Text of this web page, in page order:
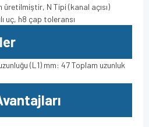
üretilmiştir, N Tipi (kanal açısı)
uç, h8 çap toleransı
(L1) mm: 47 Toplam uzunluk